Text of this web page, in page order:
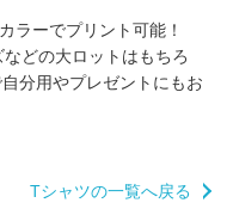
ラーでプリント可能！
どの大ロットはもちろ
分用やプレゼントにもお
Tシャツの一覧へ戻る